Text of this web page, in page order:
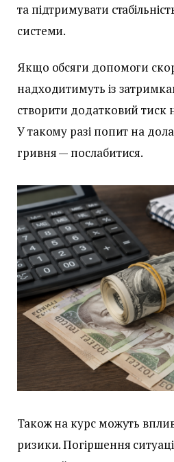
та підтримувати
системи.
Якщо обсяги допомоги
надходитимуть із
створити додатковий
У такому разі попит на
гривня — послабитися.
Також на курс можуть
ризики. Погіршення